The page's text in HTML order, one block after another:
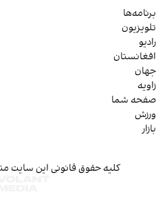
برنامه‌ها
تلویزیون
رادیو
افغانستان
جهان
زاویه
صفحه شما
ورزش
بازار
کلیه حقوق قانونی این سایت